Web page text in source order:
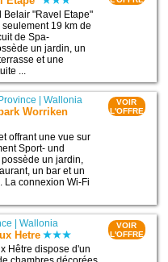
Belair "Ravel Etape"
19 km de
de Spa-
un jardin, un
et une
...
|Wallonia
Worriken
offrant une vue sur
Sport- und
un jardin,
un bar et un
La connexion Wi-Fi
VOIR
L'OFFRE
|Wallonia
Hetre
Hêtre dispose d'un
VOIR
L'OFFRE